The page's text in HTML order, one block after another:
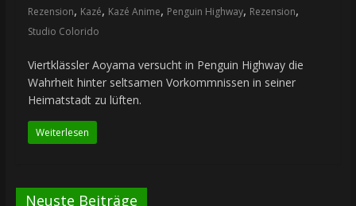
Rezension, Kazé, Kazé Anime, Penguin Highway, Rezension,
Studio Colorido
Viertklässler Aoyama versucht in Penguin Highway die
Wahrheit hinter seltsamen Vorkommnissen in seiner
Heimatstadt zu lüften.
Weiterlesen
Neuste Beiträge